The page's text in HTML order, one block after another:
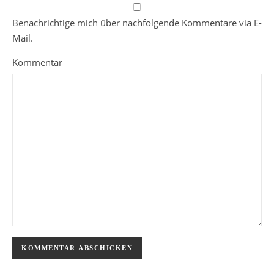
Benachrichtige mich über nachfolgende Kommentare via E-
Mail.
Kommentar